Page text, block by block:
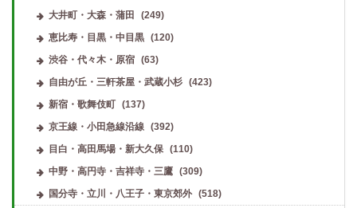
大井町・大森・蒲田
(249)
恵比寿・目黒・中目黒
(120)
渋谷・代々木・原宿
(63)
自由が丘・三軒茶屋・武蔵小杉
(423)
新宿・歌舞伎町
(137)
京王線・小田急線沿線
(392)
目白・高田馬場・新大久保
(110)
中野・高円寺・吉祥寺・三鷹
(309)
国分寺・立川・八王子・東京郊外
(518)